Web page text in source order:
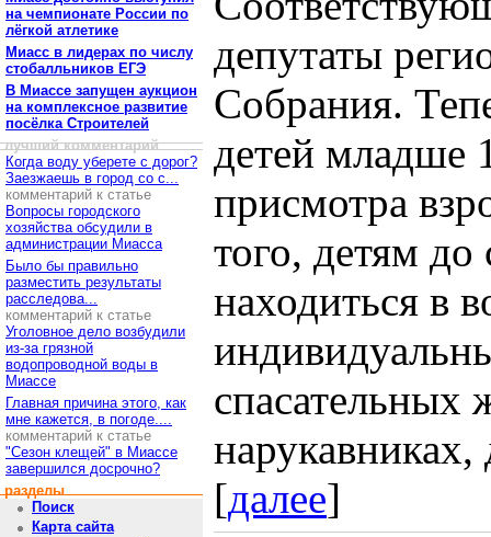
на чемпионате России по
лёгкой атлетике
Миасс в лидерах по числу
стобалльников ЕГЭ
В Миассе запущен аукцион
на комплексное развитие
посёлка Строителей
лучший комментарий
Когда воду уберете с дорог?
Заезжаешь в город со с...
комментарий к статье
Вопросы городского
хозяйства обсудили в
администрации Миасса
Было бы правильно
разместить результаты
расследова...
комментарий к статье
Уголовное дело возбудили
из-за грязной
водопроводной воды в
Миассе
Главная причина этого, как
мне кажется, в погоде....
комментарий к статье
"Сезон клещей" в Миассе
завершился досрочно?
разделы
Поиск
Карта сайта
депутаты
Собрания.
детей младше
присмотра
того, детям
находиться в
спасательных
[далее]